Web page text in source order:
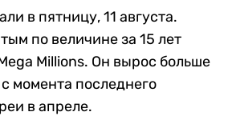
в пятницу, 11 августа.
по величине за 15 лет
Millions. Он вырос больше
момента последнего
в апреле.